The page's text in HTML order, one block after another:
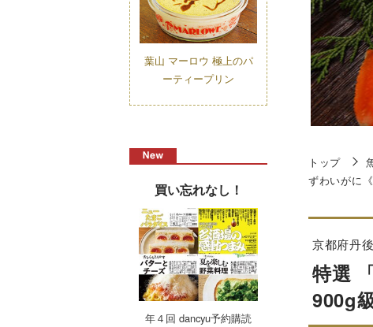
トップ
ずわいがに
京都府丹
特選
900g
葉山 マーロウ 極上のパ
ーティープリン
買い忘れなし！
年４回 dancyu予約購読